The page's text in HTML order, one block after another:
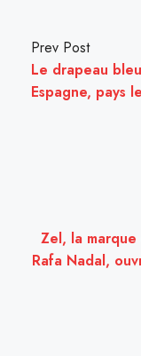
Prev Post
Le drapeau
Espagne, pays
Zel, la
Rafa Nadal,